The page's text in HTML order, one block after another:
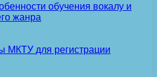
обучения вокалу и
жанра
МКТУ для регистрации